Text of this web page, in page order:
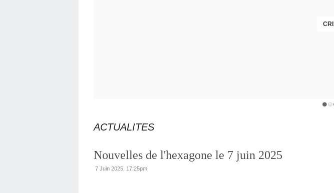
ACTUALITES
Nouvelles de l'hexagone le 7 juin 2025
7 Juin 2025, 17:25pm